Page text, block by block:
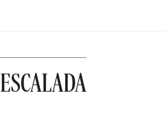
ESCALADA